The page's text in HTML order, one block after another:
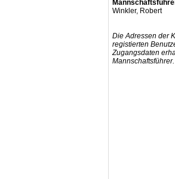
Winkler, Robert
Die Adressen der
registierten
Zugangsdaten
Mannschaftsführer.